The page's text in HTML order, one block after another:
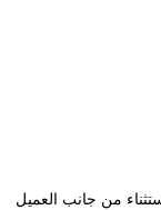
من جانب العميل